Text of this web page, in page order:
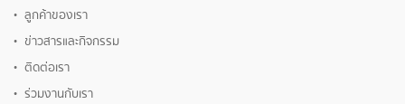
ลูกค้าของเรา
ข่าวสารและกิจกรรม
ติดต่อเรา
ร่วมงานกับเรา